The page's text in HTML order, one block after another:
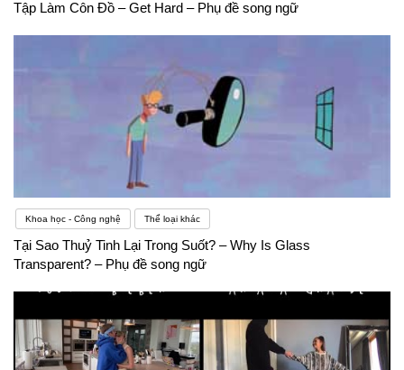
Tập Làm Côn Đồ – Get Hard – Phụ đề song ngữ
Khoa học - Công nghệ Thể loại khác
Tại Sao Thuỷ Tinh Lại Trong Suốt? – Why Is Glass
Transparent? – Phụ đề song ngữ